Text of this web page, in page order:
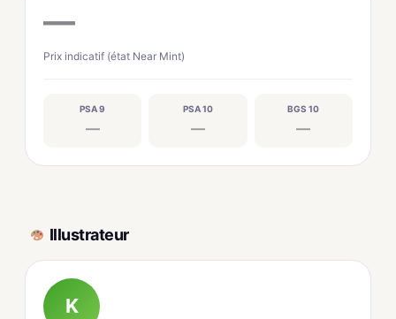
—
Prix indicatif (état Near Mint)
PSA 9
—
PSA 10
—
BGS 10
—
Illustrateur
K